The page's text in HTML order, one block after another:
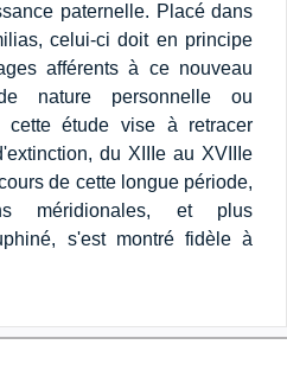
paternelle. Placé dans
celui-ci doit en principe
afférents à ce nouveau
nature personnelle ou
cette étude vise à retracer
du XIIIe au XVIIIe
de cette longue période,
méridionales, et plus
s'est montré fidèle à